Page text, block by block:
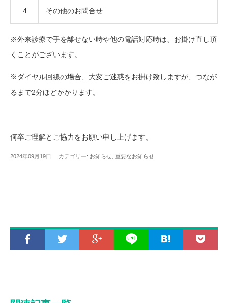
4 その他のお問合せ
※外来診療で手を離せない時や他の電話対応時は、お掛け直し頂
くことがございます。
※ダイヤル回線の場合、大変ご迷惑をお掛け致しますが、つなが
るまで2分ほどかかります。
何卒ご理解とご協力をお願い申し上げます。
2024年09月19日 カテゴリー: お知らせ 重要なお知らせ